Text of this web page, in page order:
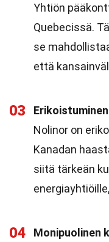
Yhtiön
Quebecissä.
se
että
03
Nolinor on
Kanadan
siitä tärkeän
04
Monipuolinen